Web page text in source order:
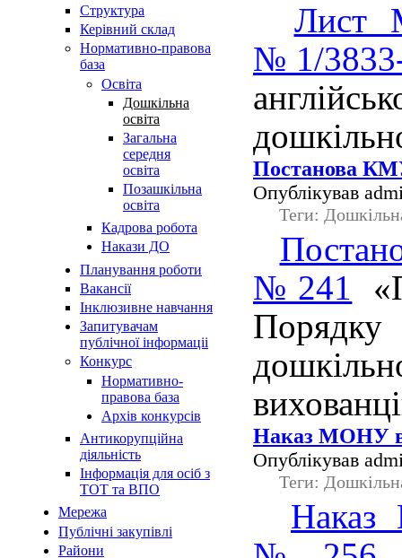
Структура
Керівний склад
Нормативно-правова
база
Освiта
Дошкільна
освіта
Загальна
середня
освіта
Позашкільна
освіта
Кадрова робота
Накази ДО
Планування роботи
Вакансії
Інклюзивне навчання
Запитувачам
публічної інформаціі
Конкурс
Нормативно-
правова база
Архів конкурсів
Антикорупційна
діяльність
Інформація для осіб з
ТОТ та ВПО
Мережа
Публічні закупівлі
Райони
Лист
№1/
Постанова
Опублікував
Теги:
№241
Порядку
Наказ МОНУ
Опублікував
Теги: